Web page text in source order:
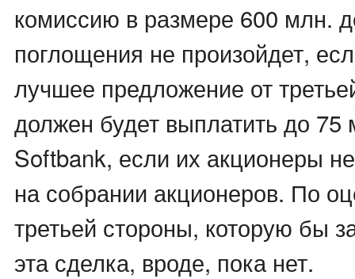
комиссию в размере 600 млн.
поглощения не произойдет,
лучшее предложение от
должен будет выплатить до
Softbank, если их акционеры
на собрании акционеров. По
третьей стороны, которую бы
эта сделка, вроде, пока нет.